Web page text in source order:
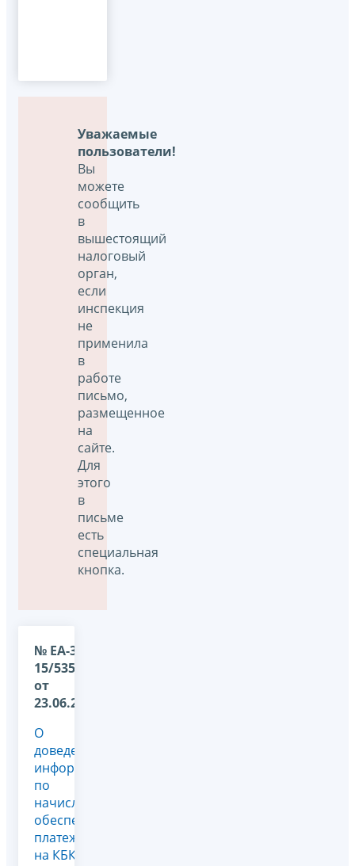
Уважаемые
пользователи!
Вы
можете
сообщить
в
вышестоящий
налоговый
орган,
если
инспекция
не
применила
в
работе
письмо,
размещенное
на
сайте.
Для
этого
в
письме
есть
специальная
кнопка.
№ ЕА-36-
15/5355@
от
23.06.2026
О
доведении
информации
по
начислениям
обеспечительного
платежа
на КБК